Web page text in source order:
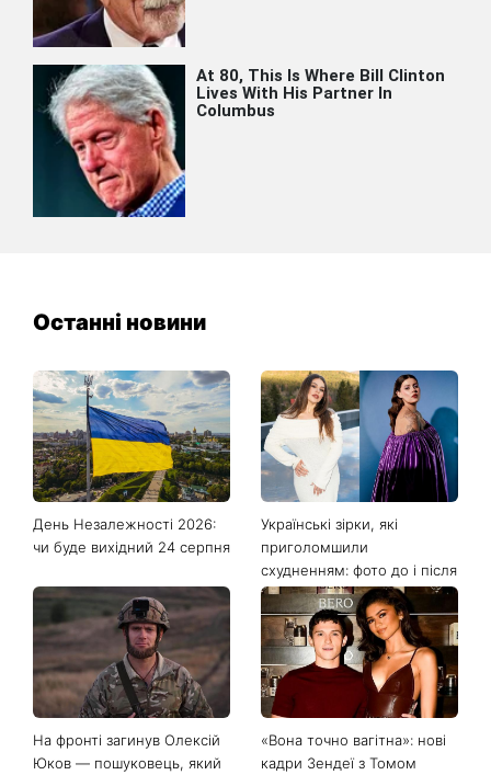
Останні новини
День Незалежності 2026:
чи буде вихідний 24 серпня
Українські зірки, які
приголомшили
схудненням: фото до і після
На фронті загинув Олексій
Юков — пошуковець, який
«Вона точно вагітна»: нові
кадри Зендеї з Томом